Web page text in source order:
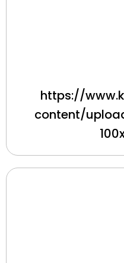
https://
content/